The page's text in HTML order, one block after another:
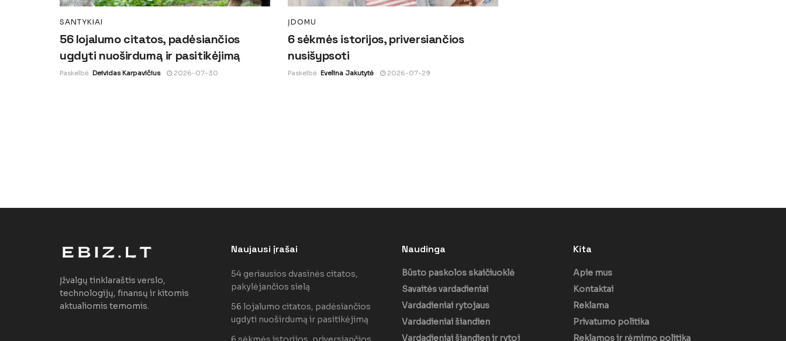
SANTYKIAI
56 lojalumo citatos, padėsiančios
ugdyti nuoširdumą ir pasitikėjimą
Paskelbė Deividas Karpavičius 2026-07-30
ĮDOMU
6 sėkmės istorijos, priversiančios
nusišypsoti
Paskelbė Evelina Jakutytė 2026-07-29
Įžvalgų tinklaraštis verslo,
technologijų, finansų ir kitomis
aktualiomis temomis.
Naujausi įrašai
54 geriausios dvasinės citatos,
pakylėjančios sielą
56 lojalumo citatos, padėsiančios
ugdyti nuoširdumą ir pasitikėjimą
Naudinga
Būsto paskolos skaičiuoklė
Savaitės vardadieniai
Vardadieniai rytojaus
Vardadieniai šiandien
Vardadieniai šiandien ir rytoj
Kita
Apie mus
Kontaktai
Reklama
Privatumo politika
Reklamos ir rėmimo politika